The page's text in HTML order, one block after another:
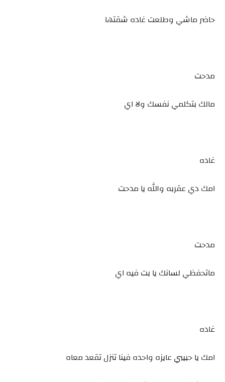
حاضر ماشي وطلعت غاده شقتها
مدحت
مالك بتكلمي نفسك ولا اي
غاده
امك دي عقربه والله يا مدحت
مدحت
ماتحفظي لسانك يا بت فيه اي
غاده
امك يا حبيبي عايزه واحده فينا تنزل تقعد معاه